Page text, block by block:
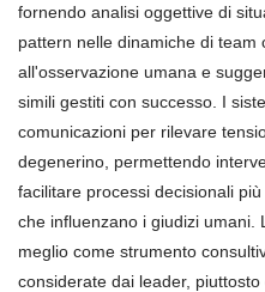
fornendo analisi oggettive di
pattern nelle dinamiche di team
all'osservazione umana e
simili gestiti con successo. I
comunicazioni per rilevare
degenerino, permettendo
facilitare processi decisionali
che influenzano i giudizi umani.
meglio come strumento
considerate dai leader,